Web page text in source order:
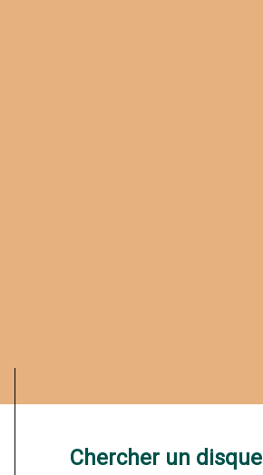
Chercher un disque